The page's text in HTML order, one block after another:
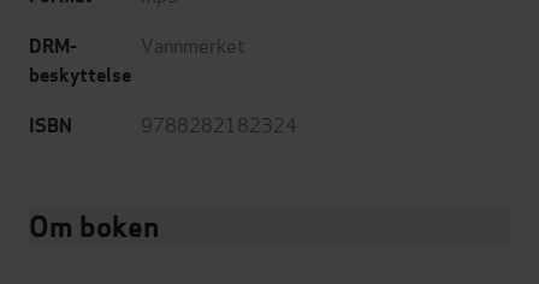
DRM-
beskyttelse
Vannmerket
ISBN 9788282182324
Om boken